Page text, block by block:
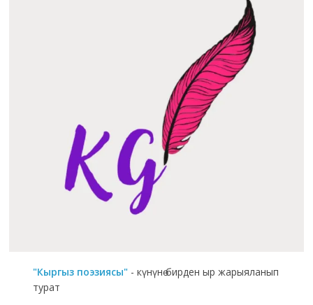
"Кыргыз поэзиясы" - күнүнө бирден ыр жарыяланып
турат